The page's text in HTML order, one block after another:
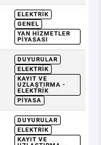
ELEKTRIK
GENEL
YAN HIZMETLER
PIYASASI
DUYURULAR
ELEKTRIK
KAYIT VE
UZLAŞTIRMA -
ELEKTRIK
PIYASA
DUYURULAR
ELEKTRIK
KAYIT VE